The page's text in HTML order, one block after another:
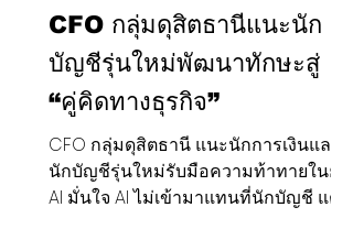
CFO กลุ่มดุสิตธานีแนะนัก
บัญชีรุ่นใหม่พัฒนาทักษะสู่
“คู่คิดทางธุรกิจ”
CFO กลุ่มดุสิตธานี แนะนักการเงินและ
นักบัญชีรุ่นใหม่รับมือความท้าทายในยุค
AI มั่นใจ AI ไม่เข้ามาแทนที่นักบัญชี แต่